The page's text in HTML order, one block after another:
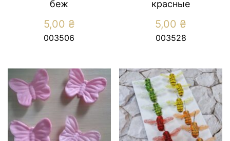
беж
5,00 ₴
003506
красные
5,00 ₴
003528